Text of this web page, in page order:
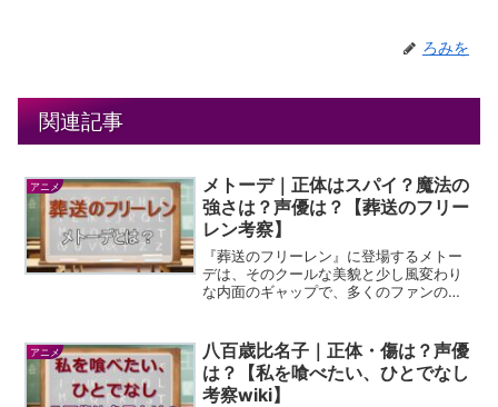
ろみを
関連記事
アニメ
メトーデ｜正体はスパイ？魔法の
強さは？声優は？【葬送のフリー
レン考察】
『葬送のフリーレン』に登場するメトー
デは、そのクールな美貌と少し風変わり
な内面のギャップで、多くのファンの心
級魔法使いとして描かれていますが、彼
女が一体どのような人物な...
アニメ
八百歳比名子｜正体・傷は？声優
は？【私を喰べたい、ひとでなし
考察wiki】